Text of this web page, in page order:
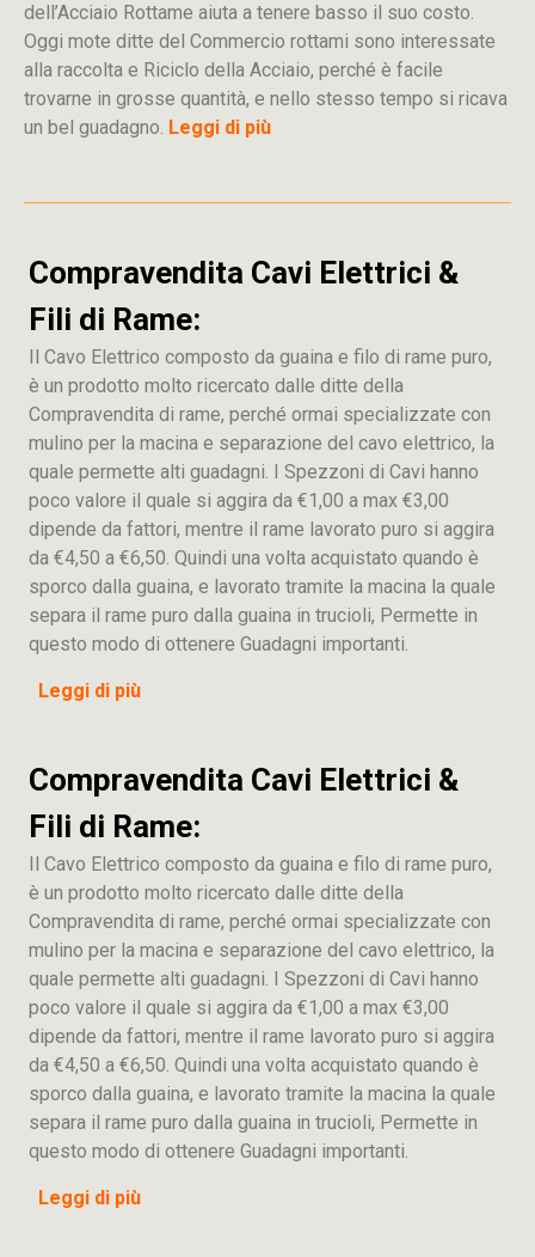
dell’Acciaio Rottame aiuta a tenere basso il suo costo.
Oggi mote ditte del Commercio rottami sono interessate
alla raccolta e Riciclo della Acciaio, perché è facile
trovarne in grosse quantità, e nello stesso tempo si ricava
un bel guadagno. Leggi di più
Compravendita Cavi Elettrici &
Fili di Rame:
Il Cavo Elettrico composto da guaina e filo di rame puro,
è un prodotto molto ricercato dalle ditte della
Compravendita di rame, perché ormai specializzate con
mulino per la macina e separazione del cavo elettrico, la
quale permette alti guadagni. I Spezzoni di Cavi hanno
poco valore il quale si aggira da €1,00 a max €3,00
dipende da fattori, mentre il rame lavorato puro si aggira
da €4,50 a €6,50. Quindi una volta acquistato quando è
sporco dalla guaina, e lavorato tramite la macina la quale
separa il rame puro dalla guaina in trucioli, Permette in
questo modo di ottenere Guadagni importanti.
Leggi di più
Compravendita Cavi Elettrici &
Fili di Rame:
Il Cavo Elettrico composto da guaina e filo di rame puro,
è un prodotto molto ricercato dalle ditte della
Compravendita di rame, perché ormai specializzate con
mulino per la macina e separazione del cavo elettrico, la
quale permette alti guadagni. I Spezzoni di Cavi hanno
poco valore il quale si aggira da €1,00 a max €3,00
dipende da fattori, mentre il rame lavorato puro si aggira
da €4,50 a €6,50. Quindi una volta acquistato quando è
sporco dalla guaina, e lavorato tramite la macina la quale
separa il rame puro dalla guaina in trucioli, Permette in
questo modo di ottenere Guadagni importanti.
Leggi di più